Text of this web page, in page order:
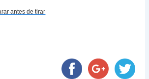
antes de tirar